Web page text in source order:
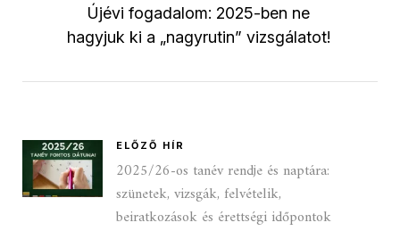
Újévi fogadalom: 2025-ben ne
hagyjuk ki a „nagyrutin” vizsgálatot!
ELŐZŐ HÍR
2025/26-os tanév rendje és naptára:
szünetek, vizsgák, felvételik,
beiratkozások és érettségi időpontok